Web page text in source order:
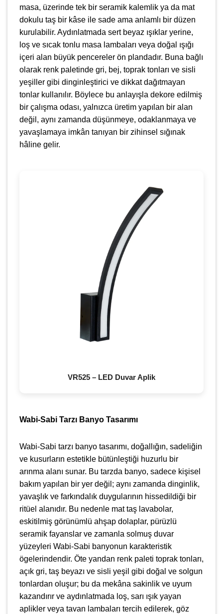
masa, üzerinde tek bir seramik kalemlik ya da mat
dokulu taş bir kâse ile sade ama anlamlı bir düzen
kurulabilir. Aydınlatmada sert beyaz ışıklar yerine,
loş ve sıcak tonlu masa lambaları veya doğal ışığı
içeri alan büyük pencereler ön plandadır. Buna bağlı
olarak renk paletinde gri, bej, toprak tonları ve sisli
yeşiller gibi dinginleştirici ve dikkat dağıtmayan
tonlar kullanılır. Böylece bu anlayışla dekore edilmiş
bir çalışma odası, yalnızca üretim yapılan bir alan
değil, aynı zamanda düşünmeye, odaklanmaya ve
yavaşlamaya imkân tanıyan bir zihinsel sığınak
hâline gelir.
VR525 – LED Duvar Aplik
Wabi-Sabi Tarzı Banyo Tasarımı
Wabi-Sabi tarzı banyo tasarımı, doğallığın, sadeliğin
ve kusurların estetikle bütünleştiği huzurlu bir
arınma alanı sunar. Bu tarzda banyo, sadece kişisel
bakım yapılan bir yer değil; aynı zamanda dinginlik,
yavaşlık ve farkındalık duygularının hissedildiği bir
ritüel alanıdır. Bu nedenle mat taş lavabolar,
eskitilmiş görünümlü ahşap dolaplar, pürüzlü
seramik fayanslar ve zamanla solmuş duvar
yüzeyleri Wabi-Sabi banyonun karakteristik
ögelerindendir. Öte yandan renk paleti toprak tonları,
açık gri, taş beyazı ve sisli yeşil gibi doğal ve solgun
tonlardan oluşur; bu da mekâna sakinlik ve uyum
kazandırır ve aydınlatmada loş, sarı ışık yayan
aplikler veya tavan lambaları tercih edilerek, göz